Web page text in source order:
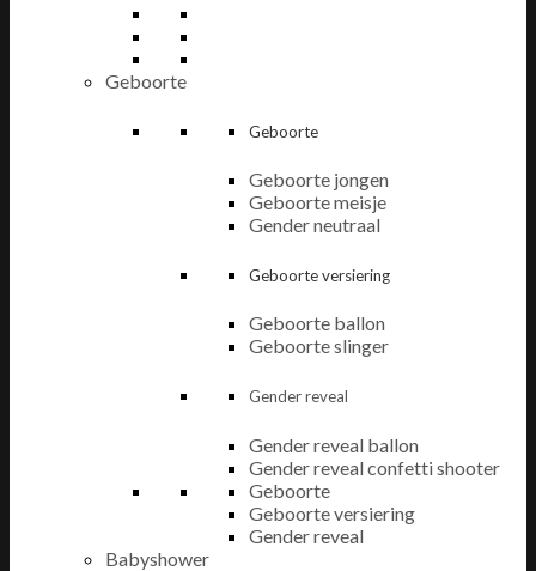
Geboorte
Geboorte
Geboorte jongen
Geboorte meisje
Gender neutraal
Geboorte versiering
Geboorte ballon
Geboorte slinger
Gender reveal
Gender reveal ballon
Gender reveal confetti shooter
Geboorte
Geboorte versiering
Gender reveal
Babyshower